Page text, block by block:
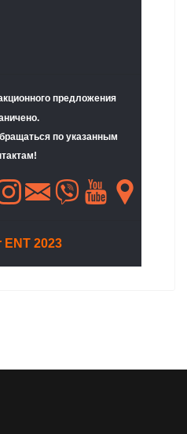
предложения
по указанным
ENT 2023